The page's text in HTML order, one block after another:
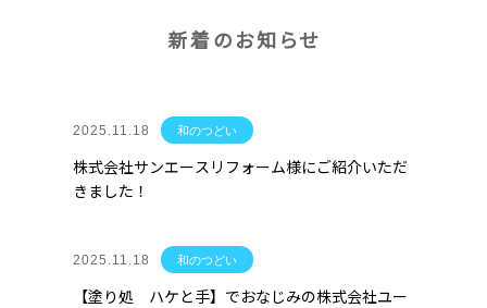
新着のお知らせ
2025.11.18 和のつどい
株式会社サンエースリフォーム様にご紹介いただ
きました！
2025.11.18 和のつどい
【塗り処 ハケと手】でおなじみの株式会社ユー